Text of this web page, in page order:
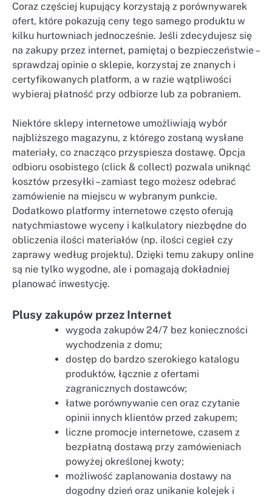
Coraz częściej kupujący korzystają z porównywarek
ofert, które pokazują ceny tego samego produktu w
kilku hurtowniach jednocześnie. Jeśli zdecydujesz się
na zakupy przez internet, pamiętaj o bezpieczeństwie –
sprawdzaj opinie o sklepie, korzystaj ze znanych i
certyfikowanych platform, a w razie wątpliwości
wybieraj płatność przy odbiorze lub za pobraniem.
Niektóre sklepy internetowe umożliwiają wybór
najbliższego magazynu, z którego zostaną wysłane
materiały, co znacząco przyspiesza dostawę. Opcja
odbioru osobistego (click & collect) pozwala uniknąć
kosztów przesyłki – zamiast tego możesz odebrać
zamówienie na miejscu w wybranym punkcie.
Dodatkowo platformy internetowe często oferują
natychmiastowe wyceny i kalkulatory niezbędne do
obliczenia ilości materiałów (np. ilości cegieł czy
zaprawy według projektu). Dzięki temu zakupy online
są nie tylko wygodne, ale i pomagają dokładniej
planować inwestycję.
Plusy zakupów przez Internet
wygoda zakupów 24/7 bez konieczności
wychodzenia z domu;
dostęp do bardzo szerokiego katalogu
produktów, łącznie z ofertami
zagranicznych dostawców;
łatwe porównywanie cen oraz czytanie
opinii innych klientów przed zakupem;
liczne promocje internetowe, czasem z
bezpłatną dostawą przy zamówieniach
powyżej określonej kwoty;
możliwość zaplanowania dostawy na
dogodny dzień oraz unikanie kolejek i